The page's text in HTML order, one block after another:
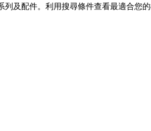
及配件。利用搜尋條件查看最適合您